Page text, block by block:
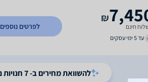
₪
חינם
עד 5 ימי עסקים
לפרטים נוספים
להשוואת מחירים ב- 7 חנויות נוספות